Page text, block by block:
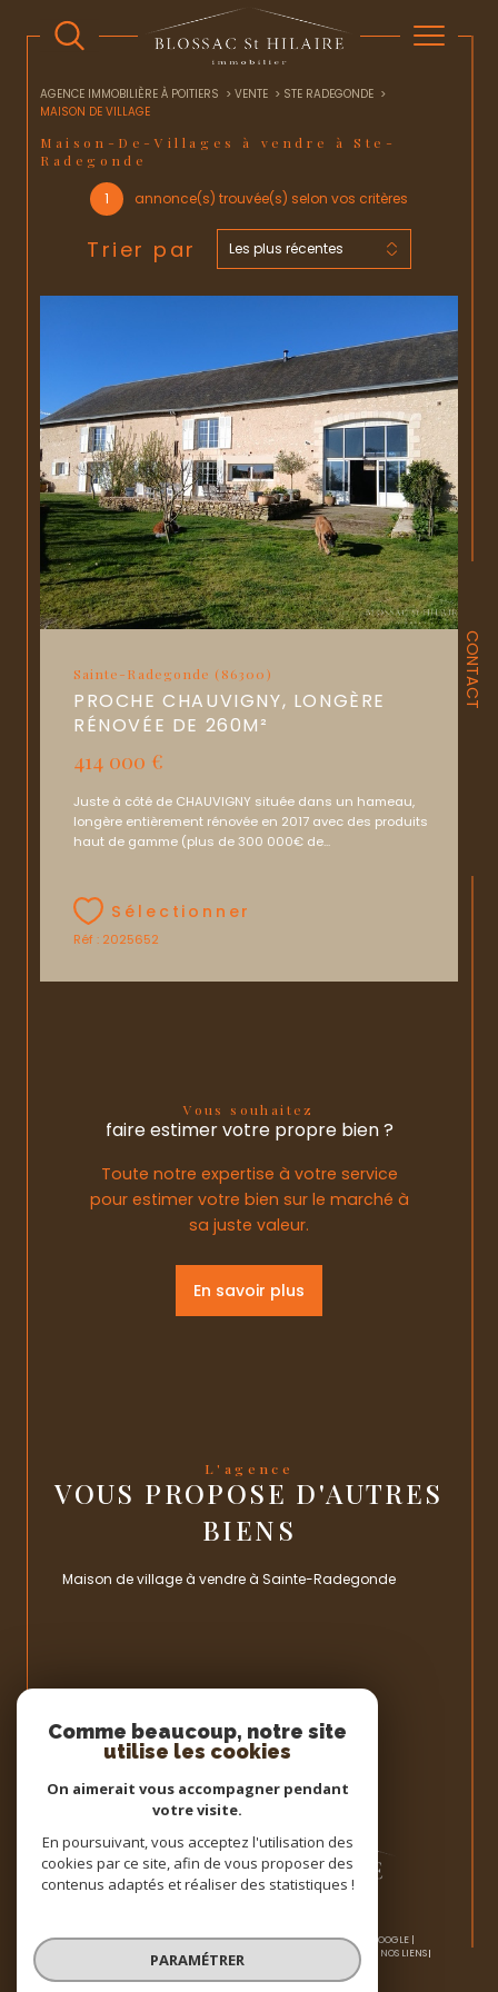
CONTACT
AGENCE IMMOBILIÈRE À POITIERS VENTE
STE RADEGONDE
MAISON DE VILLAGE
Maison-De-Villages à vendre à Ste-
Radegonde
1 annonce(s) trouvée(s) selon vos critères
Trier par Les plus récentes
Sainte-Radegonde (86300)
PROCHE CHAUVIGNY, LONGÈRE
RÉNOVÉE DE 260M²
414 000 €
Juste à côté de CHAUVIGNY située dans un hameau,
longère entièrement rénovée en 2017 avec des produits
haut de gamme (plus de 300 000€ de...
Sélectionner
Réf : 2025652
Vous souhaitez
faire estimer votre propre bien ?
Toute notre expertise à votre service
pour estimer votre bien sur le marché à
sa juste valeur.
En savoir plus
L'agence
VOUS PROPOSE D'AUTRES
BIENS
Maison de village à vendre à Sainte-Radegonde
PROPRIÉTAIRE
Se connecter
© 2026 | TOUS DROITS RÉSERVÉS | TRADUCTION POWERED BY GOOGLE |
NOS HONORAIRES
PLAN DU SITE MENTIONS LÉGALES ADMIN
NOS LIENS
POLITIQUE RGPD
Comme beaucoup, notre site
utilise les cookies
On aimerait vous accompagner pendant
votre visite.
En poursuivant, vous acceptez l'utilisation des
cookies par ce site, afin de vous proposer des
contenus adaptés et réaliser des statistiques !
PARAMÉTRER